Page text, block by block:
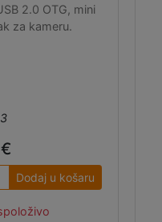
2.0 OTG, mini
za kameru.
Dodaj u košaru